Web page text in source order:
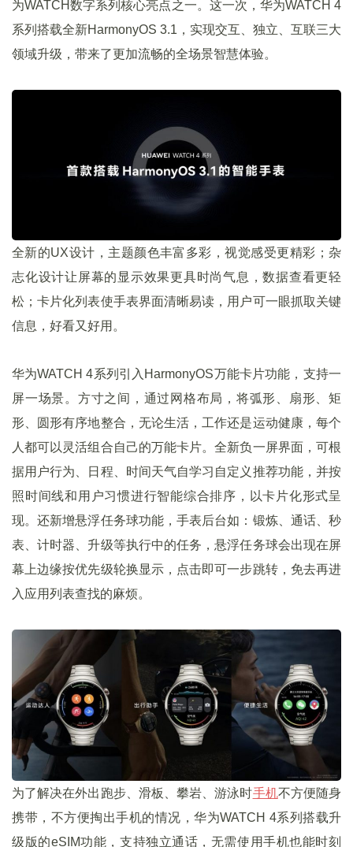
为WATCH数字系列核心亮点之一。这一次，华为WATCH 4
系列搭载全新HarmonyOS 3.1，实现交互、独立、互联三大
领域升级，带来了更加流畅的全场景智慧体验。
全新的UX设计，主题颜色丰富多彩，视觉感受更精彩；杂
志化设计让屏幕的显示效果更具时尚气息，数据查看更轻
松；卡片化列表使手表界面清晰易读，用户可一眼抓取关键
信息，好看又好用。
华为WATCH 4系列引入HarmonyOS万能卡片功能，支持一
屏一场景。方寸之间，通过网格布局，将弧形、扇形、矩
形、圆形有序地整合，无论生活，工作还是运动健康，每个
人都可以灵活组合自己的万能卡片。全新负一屏界面，可根
据用户行为、日程、时间天气自学习自定义推荐功能，并按
照时间线和用户习惯进行智能综合排序，以卡片化形式呈
现。还新增悬浮任务球功能，手表后台如：锻炼、通话、秒
表、计时器、升级等执行中的任务，悬浮任务球会出现在屏
幕上边缘按优先级轮换显示，点击即可一步跳转，免去再进
入应用列表查找的麻烦。
为了解决在外出跑步、滑板、攀岩、游泳时手机不方便随身
携带，不方便掏出手机的情况，华为WATCH 4系列搭载升
级版的eSIM功能，支持独立通话，无需使用手机也能时刻